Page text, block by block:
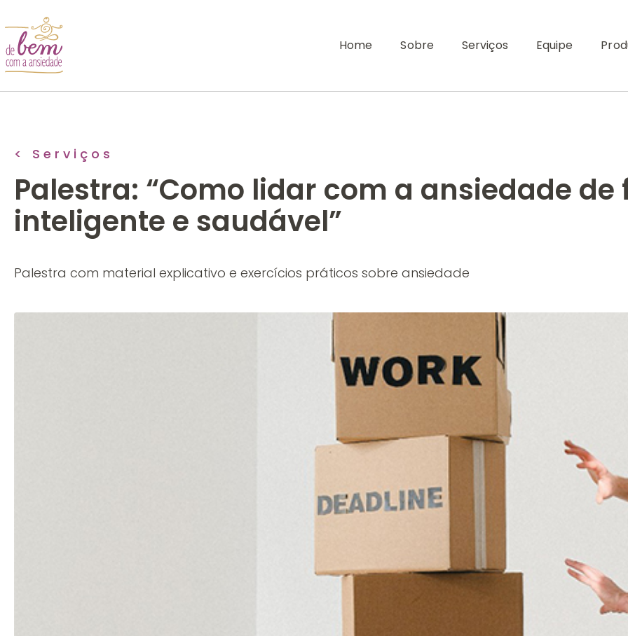
Home Sobre Serviços Equipe
< Serviços
Palestra: “Como lidar com a ansiedade
inteligente e saudável”
Palestra com material explicativo e exercícios práticos sobre ansiedade